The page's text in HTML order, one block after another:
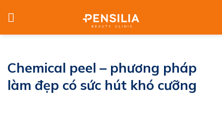
Chemical peel – phương pháp
làm đẹp có sức hút khó cưỡng